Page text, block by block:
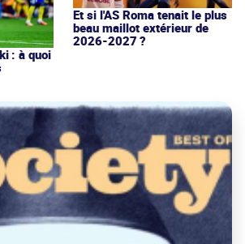
: à quoi
Et si l'AS Roma tenait le plus
beau maillot extérieur de
2026-2027 ?